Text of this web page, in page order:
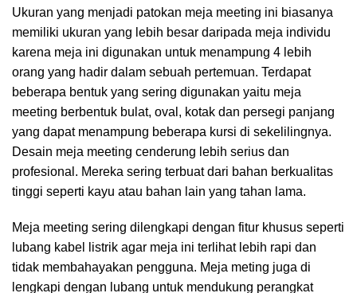
Ukuran yang menjadi patokan meja meeting ini biasanya
memiliki ukuran yang lebih besar daripada meja individu
karena meja ini digunakan untuk menampung 4 lebih
orang yang hadir dalam sebuah pertemuan. Terdapat
beberapa bentuk yang sering digunakan yaitu meja
meeting berbentuk bulat, oval, kotak dan persegi panjang
yang dapat menampung beberapa kursi di sekelilingnya.
Desain meja meeting cenderung lebih serius dan
profesional. Mereka sering terbuat dari bahan berkualitas
tinggi seperti kayu atau bahan lain yang tahan lama.
Meja meeting sering dilengkapi dengan fitur khusus seperti
lubang kabel listrik agar meja ini terlihat lebih rapi dan
tidak membahayakan pengguna. Meja meting juga di
lengkapi dengan lubang untuk mendukung perangkat